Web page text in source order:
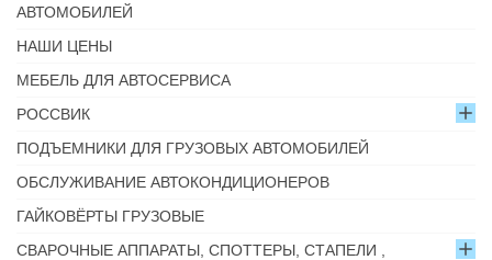
АВТОМОБИЛЕЙ
НАШИ ЦЕНЫ
МЕБЕЛЬ ДЛЯ АВТОСЕРВИСА
РОССВИК
ПОДЪЕМНИКИ ДЛЯ ГРУЗОВЫХ АВТОМОБИЛЕЙ
ОБСЛУЖИВАНИЕ АВТОКОНДИЦИОНЕРОВ
ГАЙКОВЁРТЫ ГРУЗОВЫЕ
СВАРОЧНЫЕ АППАРАТЫ, СПОТТЕРЫ, СТАПЕЛИ ,